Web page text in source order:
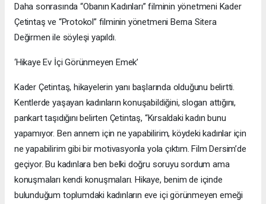
Daha sonrasında “Obanın Kadınları” filminin yönetmeni Kader
Çetintaş ve “Protokol” filminin yönetmeni Berna Sitera
Değirmen ile söyleşi yapıldı.
‘Hikaye Ev İçi Görünmeyen Emek’
Kader Çetintaş, hikayelerin yanı başlarında olduğunu belirtti.
Kentlerde yaşayan kadınların konuşabildiğini, slogan attığını,
pankart taşıdığını belirten Çetintaş, “Kırsaldaki kadın bunu
yapamıyor. Ben annem için ne yapabilirim, köydeki kadınlar için
ne yapabilirim gibi bir motivasyonla yola çıktım. Film Dersim’de
geçiyor. Bu kadınlara ben belki doğru soruyu sordum ama
konuşmaları kendi konuşmaları. Hikaye, benim de içinde
bulunduğum toplumdaki kadınların eve içi görünmeyen emeği